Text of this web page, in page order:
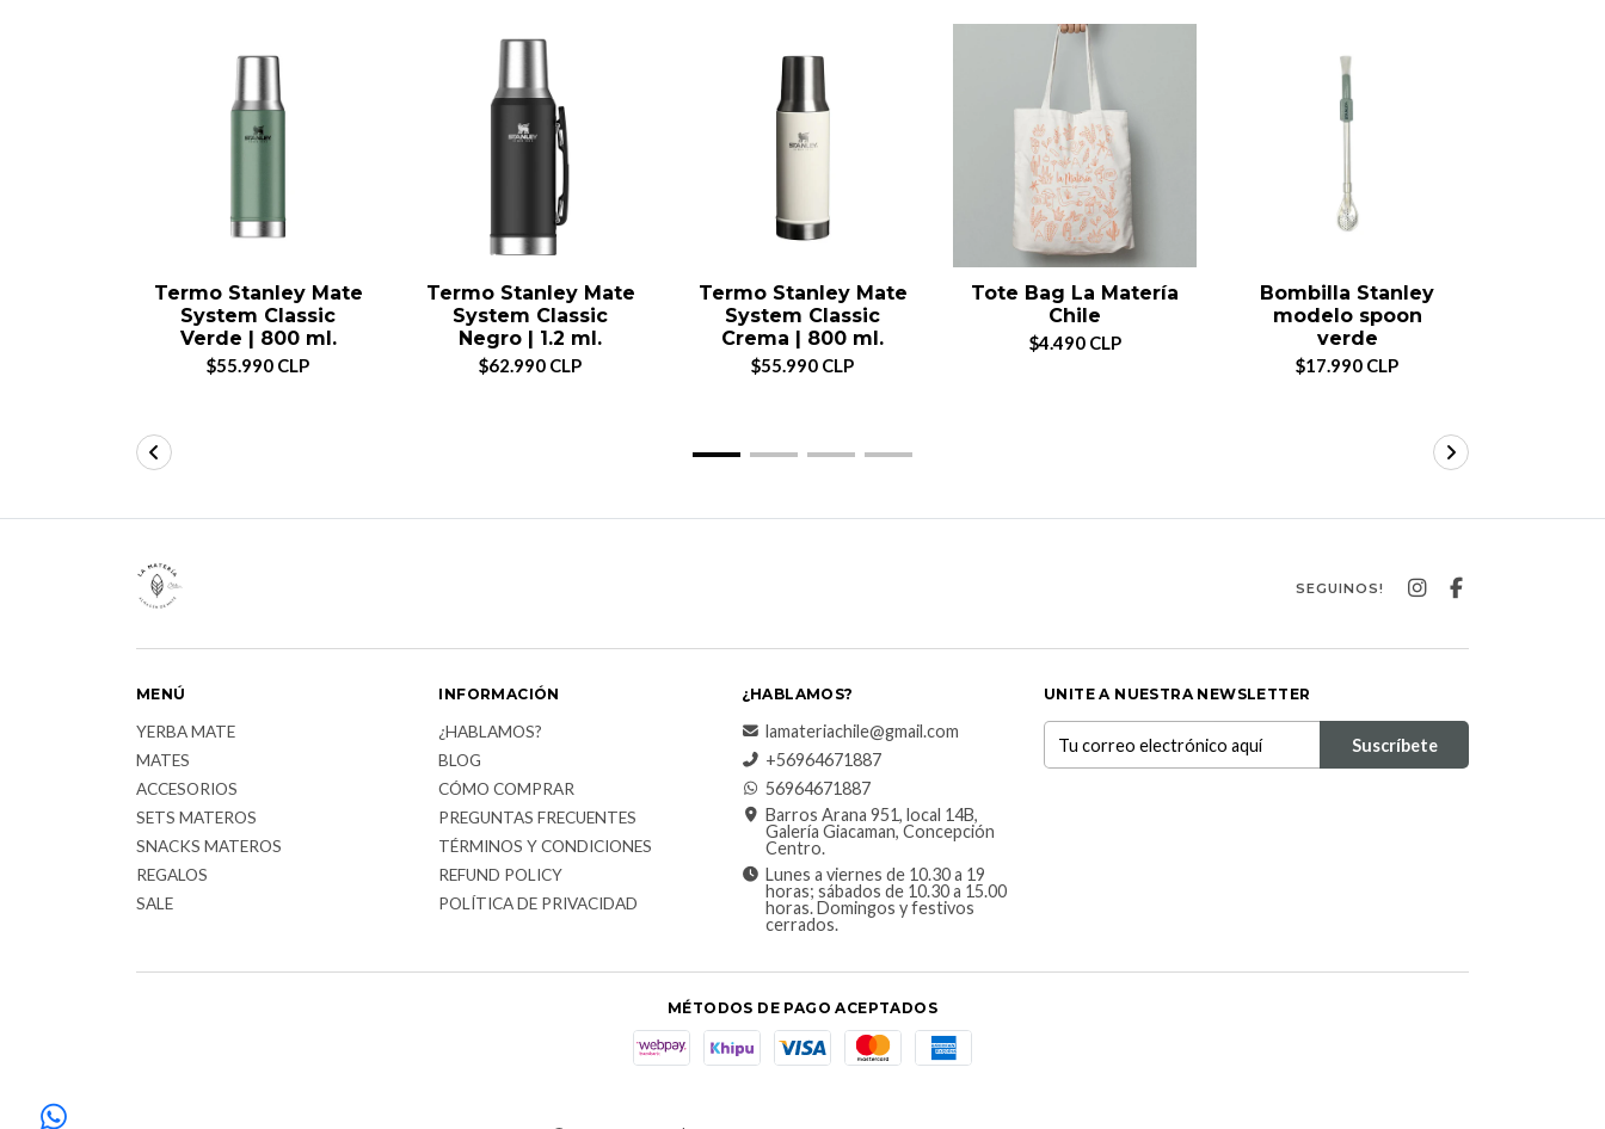
Termo Stanley Mate
System Classic
Verde | 800 ml.
$55.990 CLP
Termo Stanley Mate
System Classic
Negro | 1.2 ml.
$62.990 CLP
Termo Stanley Mate
System Classic
Crema | 800 ml.
$55.990 CLP
Tote Bag La Matería
Chile
$4.490 CLP
Bombilla Stanley
modelo spoon
verde
$17.990 CLP
SEGUINOS!
MENÚ
YERBA MATE
MATES
ACCESORIOS
SETS MATEROS
SNACKS MATEROS
REGALOS
SALE
INFORMACIÓN
¿HABLAMOS?
BLOG
CÓMO COMPRAR
PREGUNTAS FRECUENTES
TÉRMINOS Y CONDICIONES
REFUND POLICY
POLÍTICA DE PRIVACIDAD
¿HABLAMOS?
lamateriachile@gmail.com
+56964671887
56964671887
Barros Arana 951, local 14B,
Galería Giacaman, Concepción
Centro.
Lunes a viernes de 10.30 a 19
horas; sábados de 10.30 a 15.00
horas. Domingos y festivos
cerrados.
UNITE A NUESTRA NEWSLETTER
MÉTODOS DE PAGO ACEPTADOS